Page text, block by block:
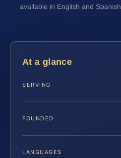
available in English and Spanish
At a glance
SERVING
FOUNDED
LANGUAGES